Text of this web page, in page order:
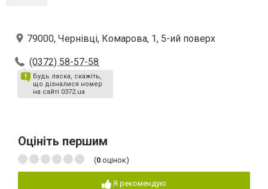
79000, Чернівці, Комарова, 1, 5-ий поверх
(0372) 58-57-58
Будь ласка, скажіть,
що дізналися номер
на сайті 0372.ua
Оцініть першим
(0 оцінок)
Я рекомендую